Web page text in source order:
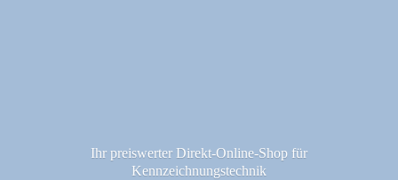
Ihr preiswerter Direkt-Online-Shop für
Kennzeichnungstechnik